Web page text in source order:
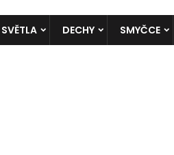
SVĚTLA DECHY SMYČCE